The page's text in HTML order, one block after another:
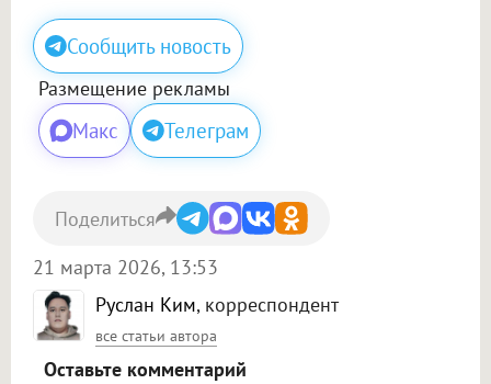
Сообщить новость
Размещение рекламы
Макс Телеграм
Руслан Ким, корреспондент
все статьи автора
21 марта 2026, 13:53
Поделиться
Оставьте комментарий